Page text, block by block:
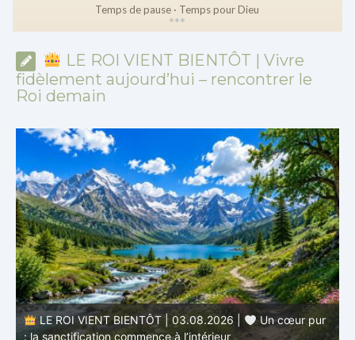
Temps de pause · Temps pour Dieu
***
LE ROI VIENT BIENTÔT | Vivre
fidèlement aujourd’hui – rencontrer le
Roi demain
LE ROI VIENT BIENTÔT | 02.08.2026 |
Devenir
semblable au Christ : Une transformation de l’intérieur